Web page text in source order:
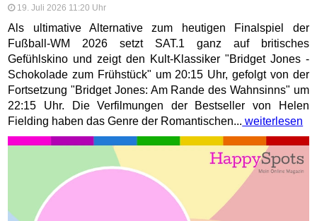
19. Juli 2026 11:20 Uhr
Als ultimative Alternative zum heutigen Finalspiel der
Fußball-WM 2026 setzt SAT.1 ganz auf britisches
Gefühlskino und zeigt den Kult-Klassiker "Bridget Jones -
Schokolade zum Frühstück" um 20:15 Uhr, gefolgt von der
Fortsetzung "Bridget Jones: Am Rande des Wahnsinns" um
22:15 Uhr. Die Verfilmungen der Bestseller von Helen
Fielding haben das Genre der Romantischen... weiterlesen